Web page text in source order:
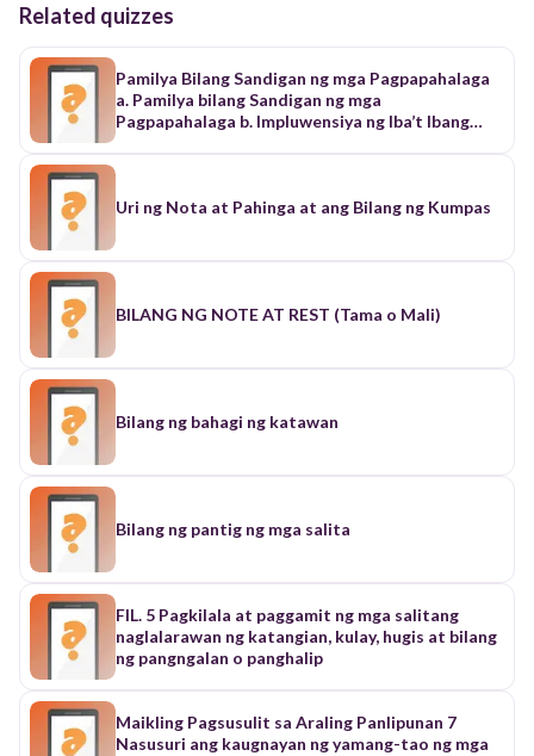
Related quizzes
Pamilya Bilang Sandigan ng mga Pagpapahalaga
a. Pamilya bilang Sandigan ng mga
Pagpapahalaga b. Impluwensiya ng Iba’t Ibang
Nagsisilbing Moral na Kompas d. Pagsasabuhay
Uri ng Nota at Pahinga at ang Bilang ng Kumpas
BILANG NG NOTE AT REST (Tama o Mali)
Bilang ng bahagi ng katawan
Bilang ng pantig ng mga salita
FIL. 5 Pagkilala at paggamit ng mga salitang
naglalarawan ng katangian, kulay, hugis at bilang
ng pangngalan o panghalip
Maikling Pagsusulit sa Araling Panlipunan 7
Nasusuri ang kaugnayan ng yamang-tao ng mga